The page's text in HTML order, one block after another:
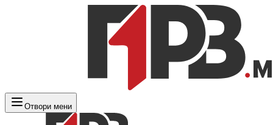
Отвори мени